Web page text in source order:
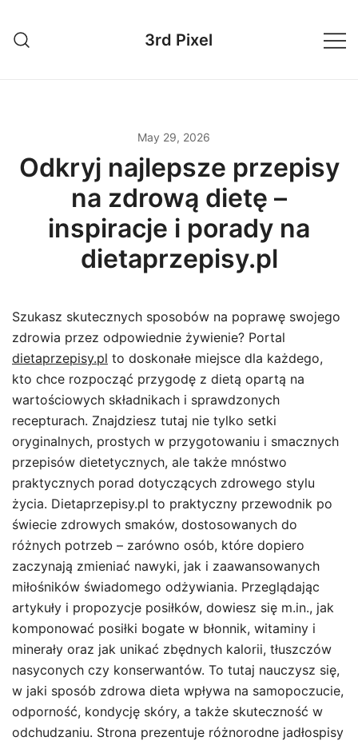
content
3rd Pixel
May 29, 2026
Odkryj najlepsze przepisy
na zdrową dietę –
inspiracje i porady na
dietaprzepisy.pl
Szukasz skutecznych sposobów na poprawę swojego
zdrowia przez odpowiednie żywienie? Portal
dietaprzepisy.pl to doskonałe miejsce dla każdego,
kto chce rozpocząć przygodę z dietą opartą na
wartościowych składnikach i sprawdzonych
recepturach. Znajdziesz tutaj nie tylko setki
oryginalnych, prostych w przygotowaniu i smacznych
przepisów dietetycznych, ale także mnóstwo
praktycznych porad dotyczących zdrowego stylu
życia. Dietaprzepisy.pl to praktyczny przewodnik po
świecie zdrowych smaków, dostosowanych do
różnych potrzeb – zarówno osób, które dopiero
zaczynają zmieniać nawyki, jak i zaawansowanych
miłośników świadomego odżywiania. Przeglądając
artykuły i propozycje posiłków, dowiesz się m.in., jak
komponować posiłki bogate w błonnik, witaminy i
minerały oraz jak unikać zbędnych kalorii, tłuszczów
nasyconych czy konserwantów. To tutaj nauczysz się,
w jaki sposób zdrowa dieta wpływa na samopoczucie,
odporność, kondycję skóry, a także skuteczność w
odchudzaniu. Strona prezentuje różnorodne jadłospisy